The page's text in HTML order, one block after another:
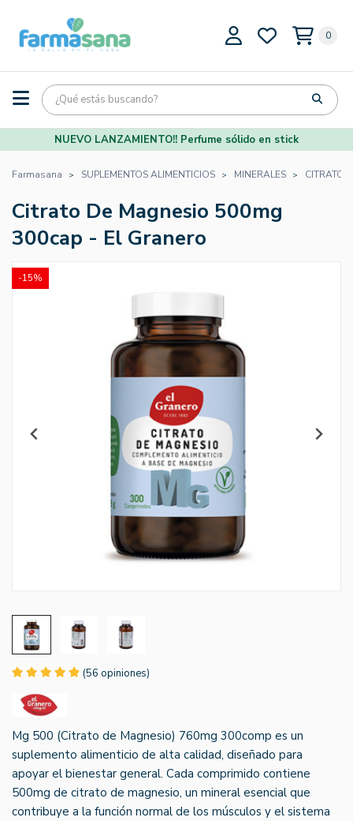
0
NUEVO LANZAMIENTO!! Perfume sólido en stick
Farmasana SUPLEMENTOS ALIMENTICIOS MINERALES CITRATO
Citrato De Magnesio 500mg
300cap - El Granero
-15%
(56 opiniones)
Mg 500 (Citrato de Magnesio) 760mg 300comp es un
suplemento alimenticio de alta calidad, diseñado para
apoyar el bienestar general. Cada comprimido contiene
500mg de citrato de magnesio, un mineral esencial que
contribuye a la función normal de los músculos y el sistema